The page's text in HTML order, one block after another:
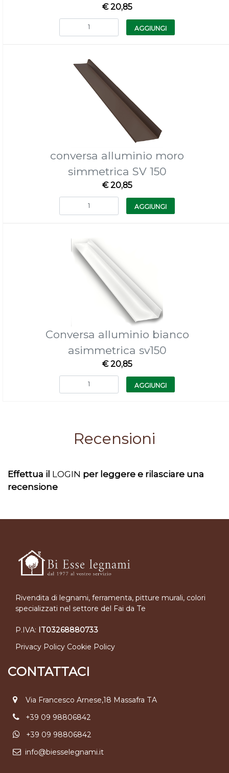
€ 20,85
Quantità
AGGIUNGI
conversa alluminio moro
simmetrica SV 150
€ 20,85
Quantità
AGGIUNGI
Conversa alluminio bianco
asimmetrica sv150
€ 20,85
Quantità
AGGIUNGI
Recensioni
Effettua il LOGIN per leggere e rilasciare una
recensione
Rivendita di legnami, ferramenta, pitture murali, colori
specializzati nel settore del Fai da Te
P.IVA: IT03268880733
Privacy Policy Cookie Policy
CONTATTACI
Via Francesco Arnese,18 Massafra TA
+39 09 98806842
+39 09 98806842
info@biesselegnami.it